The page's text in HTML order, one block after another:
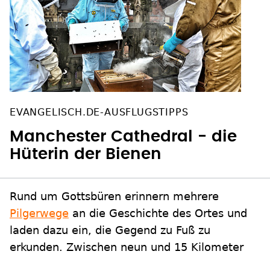
EVANGELISCH.DE-AUSFLUGSTIPPS
Manchester Cathedral - die
Hüterin der Bienen
Rund um Gottsbüren erinnern mehrere
Pilgerwege an die Geschichte des Ortes und
laden dazu ein, die Gegend zu Fuß zu
erkunden. Zwischen neun und 15 Kilometer